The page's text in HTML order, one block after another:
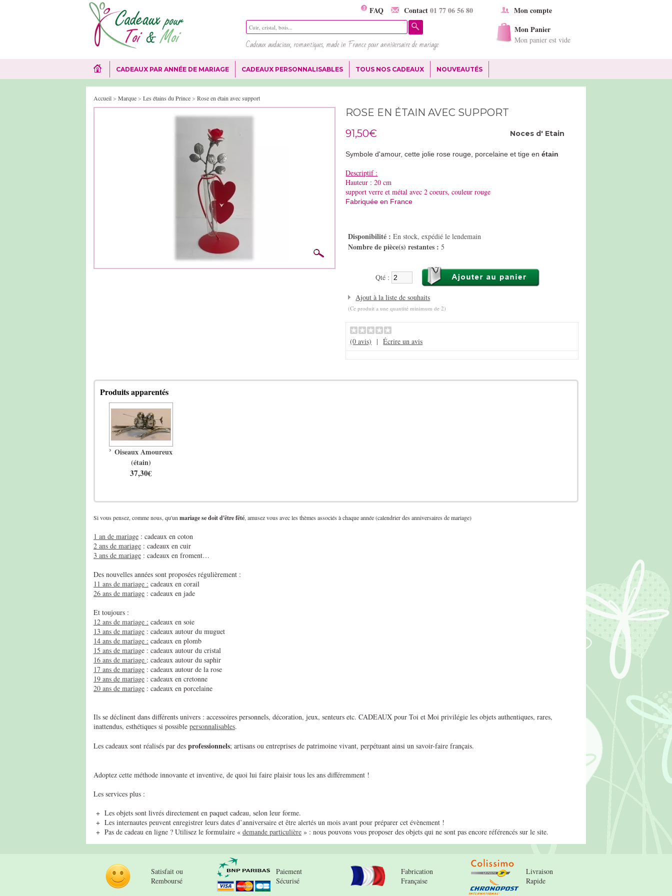
Cadeaux audacieux, romantiques, made in France pour anniversaire de mariage
FAQ Contact01 77 06 56 80
Mon compte
Mon Panier
Mon panier est vide
CADEAUX PAR ANNÉE DE MARIAGE CADEAUX PERSONNALISABLES TOUS NOS CADEAUX NOUVEAUTÉS
Accueil> Marque> Les étains du Prince> Rose en étain avec support
ROSE EN ÉTAIN AVEC SUPPORT
91,50€
Noces d' Etain
Symbole d'amour, cette jolie rose rouge, porcelaine et tige enétain
Descriptif :
Hauteur : 20 cm
support verre et métal avec 2 coeurs, couleur rouge
Fabriquée en France
Disponibilité : En stock, expédié le lendemain
Nombre de pièce(s) restantes : 5
Qté :
Ajout à la liste de souhaits
(Ce produit a une quantité minimum de 2)
(0 avis) |Écrire un avis
Produits apparentés
Oiseaux Amoureux
(étain)
37,30€
Si vous pensez, comme nous, qu'un mariage se doit d'être fêté, amusez vous avec les thèmes associés à chaque année (calendrier des anniversaires de mariage)
1 an de mariage : cadeaux en coton
2 ans de mariage : cadeaux en cuir
3 ans de mariage : cadeaux en froment…
Des nouvelles années sont proposées régulièrement :
11 ans de mariage : cadeaux en corail
26 ans de mariage : cadeaux en jade
Et toujours :
12 ans de mariage : cadeaux en soie
13 ans de mariage : cadeaux autour du muguet
14 ans de mariage : cadeaux en plomb
15 ans de mariage : cadeaux autour du cristal
16 ans de mariage : cadeaux autour du saphir
17 ans de mariage : cadeaux autour de la rose
19 ans de mariage : cadeaux en cretonne
20 ans de mariage : cadeaux en porcelaine
Ils se déclinent dans différents univers : accessoires personnels, décoration, jeux, senteurs etc. CADEAUX pour Toi et Moi privilégie les objets authentiques, rares,
inattendus, esthétiques si possible personnalisables.
Les cadeaux sont réalisés par des professionnels; artisans ou entreprises de patrimoine vivant, perpétuant ainsi un savoir-faire français.
Adoptez cette méthode innovante et inventive, de quoi lui faire plaisir tous les ans différemment !
Les services plus :
+ Les objets sont livrés directement en paquet cadeau, selon leur forme.
+ Les internautes peuvent enregistrer leurs dates d’anniversaire et être alertés un mois avant pour préparer cet évènement !
+ Pas de cadeau en ligne ? Utilisez le formulaire « demande particulière » : nous pouvons vous proposer des objets qui ne sont pas encore référencés sur le site.
Satisfait ou
Remboursé
Paiement
Sécurisé
Fabrication
Française
Livraison
Rapide